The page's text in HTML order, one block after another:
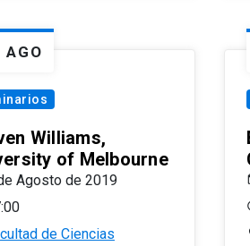
AGO
Williams,
of Melbourne
Agosto de 2019
de Ciencias